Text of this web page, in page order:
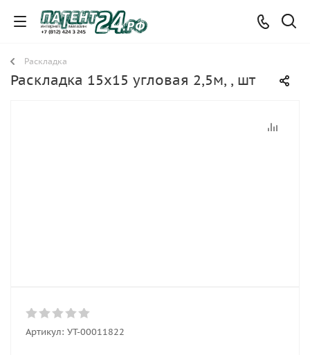
Раскладка
Раскладка 15х15 угловая 2,5м, , шт
Артикул: УТ-00011822